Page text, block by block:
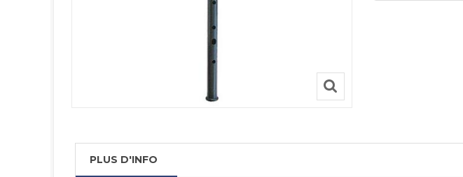
PLUS D'INFO